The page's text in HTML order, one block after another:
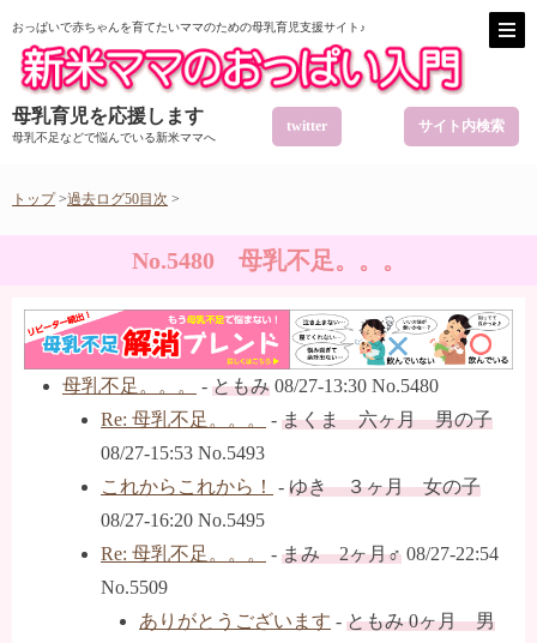
おっぱいで赤ちゃんを育てたいママのための母乳育児支援サイト♪
母乳育児を応援します
母乳不足などで悩んでいる新米ママへ
twitter サイト内検索
トップ>過去ログ50目次 >
No.5480 母乳不足。。。
母乳不足。。。 - ともみ 08/27-13:30 No.5480
Re: 母乳不足。。。
- まくま 六ヶ月 男の子
08/27-15:53 No.5493
これからこれから！
- ゆき ３ヶ月 女の子
08/27-16:20 No.5495
Re: 母乳不足。。。
- まみ 2ヶ月♂ 08/27-22:54
No.5509
ありがとうございます - ともみ 0ヶ月 男